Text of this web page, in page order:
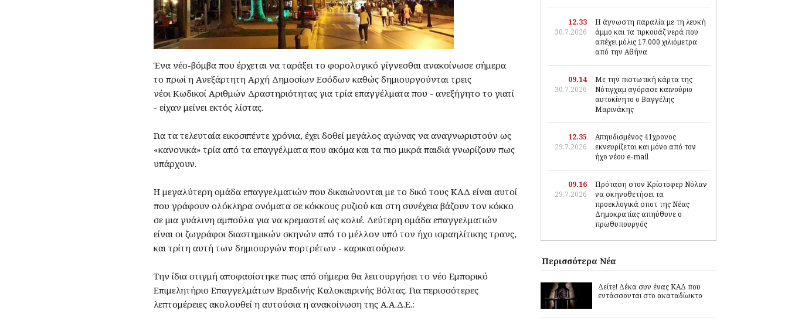
Ένα νέο-βόμβα που έρχεται να ταράξει το φορολογικό γίγνεσθαι ανακοίνωσε σήμερα
το πρωί η Ανεξάρτητη Αρχή Δημοσίων Εσόδων καθώς δημιουργούνται τρεις
νέοι Κωδικοί Αριθμών Δραστηριότητας για τρία επαγγέλματα που - ανεξήγητο το γιατί
- είχαν μείνει εκτός λίστας.
Για τα τελευταία εικοσιπέντε χρόνια, έχει δοθεί μεγάλος αγώνας να αναγνωριστούν ως
«κανονικά» τρία από τα επαγγέλματα που ακόμα και τα πιο μικρά παιδιά γνωρίζουν πως
υπάρχουν.
Η μεγαλύτερη ομάδα επαγγελματιών που δικαιώνονται με το δικό τους ΚΑΔ είναι αυτοί
που γράφουν ολόκληρα ονόματα σε κόκκους ρυζιού και στη συνέχεια βάζουν τον κόκκο
σε μια γυάλινη αμπούλα για να κρεμαστεί ως κολιέ. Δεύτερη ομάδα επαγγελματιών
είναι οι ζωγράφοι διαστημικών σκηνών από το μέλλον υπό τον ήχο ισραηλίτικης τρανς,
και τρίτη αυτή των δημιουργών πορτρέτων - καρικατούρων.
Την ίδια στιγμή αποφασίστηκε πως από σήμερα θα λειτουργήσει το νέο Εμπορικό
Επιμελητήριο Επαγγελμάτων Βραδινής Καλοκαιρινής Βόλτας. Για περισσότερες
λεπτομέρειες ακολουθεί η αυτούσια η ανακοίνωση της Α.Α.Δ.Ε.:
12.33
30.7.2026
Η άγνωστη παραλία με τη λευκή
άμμο και τα τιρκουάζ νερά που
απέχει μόλις 17.000 χιλιόμετρα
από την Αθήνα
09.14
30.7.2026
Με την πιστωτική κάρτα της
Νότιγχαμ αγόρασε καινούριο
αυτοκίνητο ο Βαγγέλης
Μαρινάκης
12.35
29.7.2026
Απηυδισμένος 41χρονος
εκνευρίζεται και μόνο από τον
ήχο νέου e-mail
09.16
29.7.2026
Πρόταση στον Κρίστοφερ Νόλαν
να σκηνοθετήσει τα
προεκλογικά σποτ της Νέας
Δημοκρατίας απηύθυνε ο
πρωθυπουργός
Περισσότερα Νέα
Δείτε! Δέκα συν ένας ΚΑΔ που
εντάσσονται στο ακαταδίωκτο